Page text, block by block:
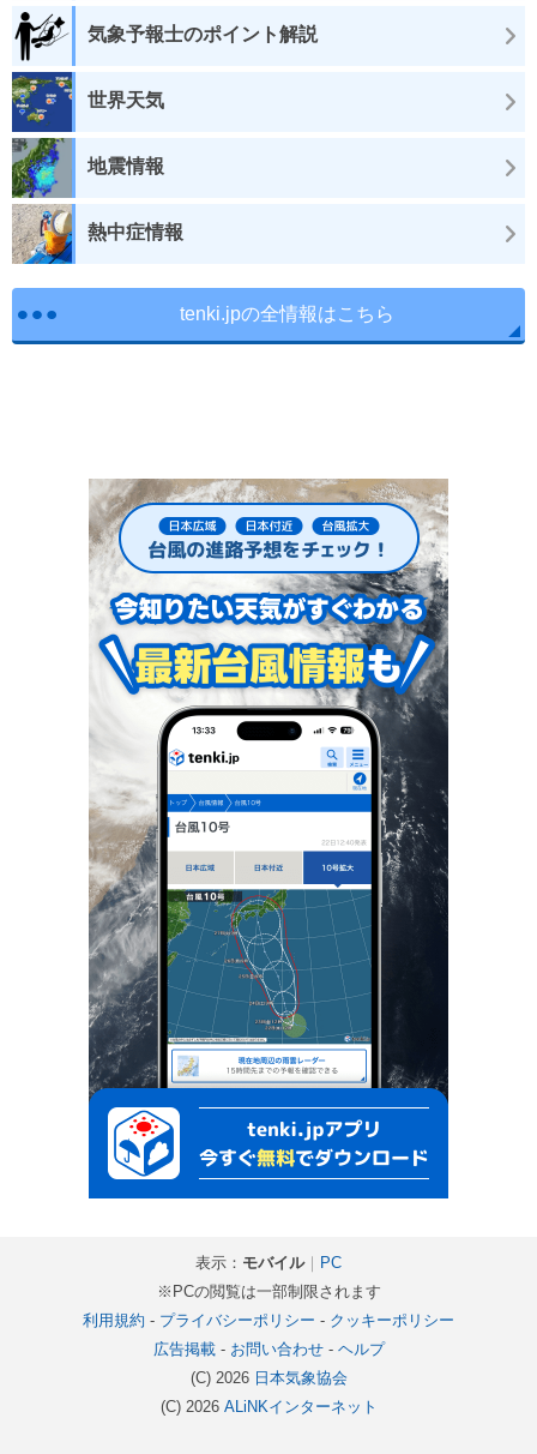
気象予報士のポイント解説
世界天気
地震情報
熱中症情報
tenki.jpの全情報はこちら
表示： モバイル｜ PC
※PCの閲覧は一部制限されます
利用規約 - プライバシーポリシー - クッキーポリシー
広告掲載- お問い合わせ- ヘルプ
(C) 2026 日本気象協会
(C) 2026 ALiNKインターネット